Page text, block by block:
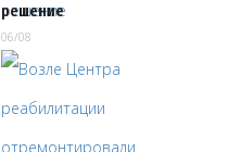
решение
06/08